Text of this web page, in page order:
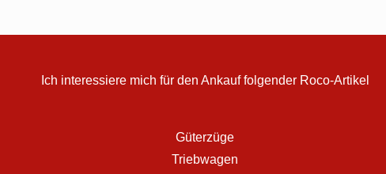
Ich interessiere mich für den Ankauf folgender Roco-Artikel
Güterzüge
Triebwagen